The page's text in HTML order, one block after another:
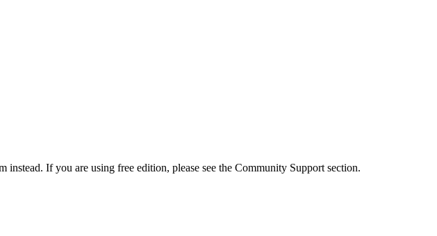
If you are using free edition, please see the Community Support section.